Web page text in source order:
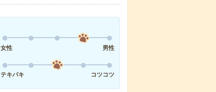
女性
男性
テキパキ
コツコツ